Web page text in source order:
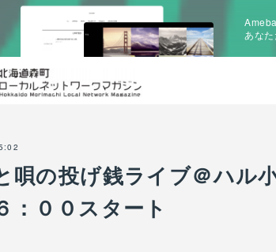
あな
唄の投げ銭ライブ＠ハル
：００スタート